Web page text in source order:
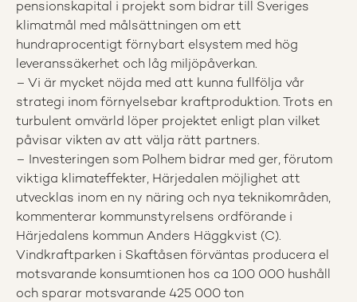
pensionskapital i projekt som bidrar till Sveriges
klimatmål med målsättningen om ett
hundraprocentigt förnybart elsystem med hög
leveranssäkerhet och låg miljöpåverkan.
– Vi är mycket nöjda med att kunna fullfölja vår
strategi inom förnyelsebar kraftproduktion. Trots en
turbulent omvärld löper projektet enligt plan vilket
påvisar vikten av att välja rätt partners.
– Investeringen som Polhem bidrar med ger, förutom
viktiga klimateffekter, Härjedalen möjlighet att
utvecklas inom en ny näring och nya teknikområden,
kommenterar kommunstyrelsens ordförande i
Härjedalens kommun Anders Häggkvist (C).
Vindkraftparken i Skaftåsen förväntas producera el
motsvarande konsumtionen hos ca 100 000 hushåll
och sparar motsvarande 425 000 ton